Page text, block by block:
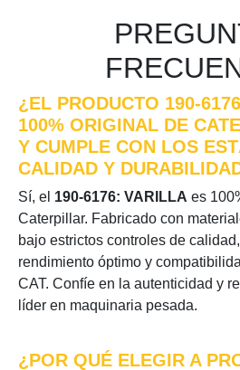
¿EL PRODUCTO 190-
100% ORIGINAL DE
Y CUMPLE CON LOS
CALIDAD Y
Sí, el 190-6176: VARILLA es
Caterpillar. Fabricado con
bajo estrictos controles de
rendimiento óptimo y
CAT. Confíe en la autenticidad y
líder en maquinaria pesada.
¿POR QUÉ ELEGIR A